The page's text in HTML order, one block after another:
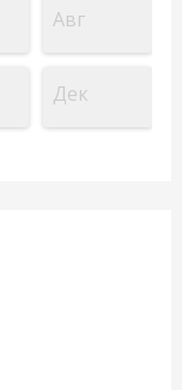
Авг
Дек